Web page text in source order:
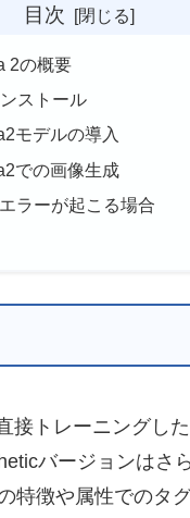
目次
2の概要
ストール
モデルの導入
での画像生成
ラーが起こる場合
接トレーニングし
バージョンはさ
特徴や属性でのタ